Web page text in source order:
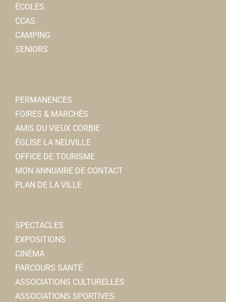
ÉCOLES
CCAS
CAMPING
SENIORS
PERMANENCES
FOIRES & MARCHÉS
AMIS DU VIEUX CORBIE
ÉGLISE LA NEUVILLE
OFFICE DE TOURISME
MON ANNUAIRE DE CONTACT
PLAN DE LA VILLE
SPECTACLES
EXPOSITIONS
CINÉMA
PARCOURS SANTÉ
ASSOCIATIONS CULTURELLES
ASSOCIATIONS SPORTIVES